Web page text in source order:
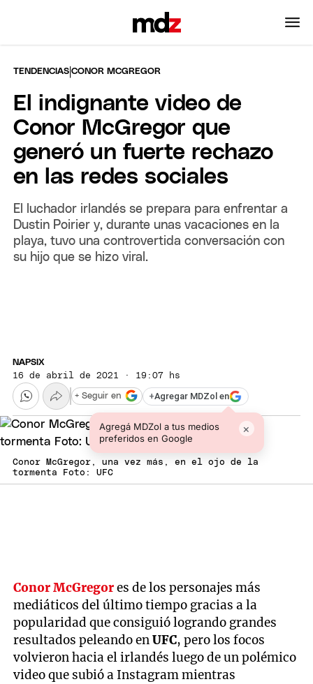
TENDENCIAS |CONOR MCGREGOR
El indignante video de
Conor McGregor que
generó un fuerte rechazo
en las redes sociales
El luchador irlandés se prepara para enfrentar a
Dustin Poirier y, durante unas vacaciones en la
playa, tuvo una controvertida conversación con
su hijo que se hizo viral.
NAPSIX
16 de abril de 2021 · 19:07 hs
+Agregar MDZol en
Agregá MDZol a tus medios
preferidos en Google
×
+ Seguir en
Conor McGregor, una vez más, en el ojo de la
tormenta Foto: UFC
Conor McGregores de los personajes más
mediáticos del último tiempo gracias a la
popularidad que consiguió logrando grandes
resultados peleando enUFC, pero los focos
volvieron hacia el irlandés luego de un polémico
video que subió a Instagram mientras